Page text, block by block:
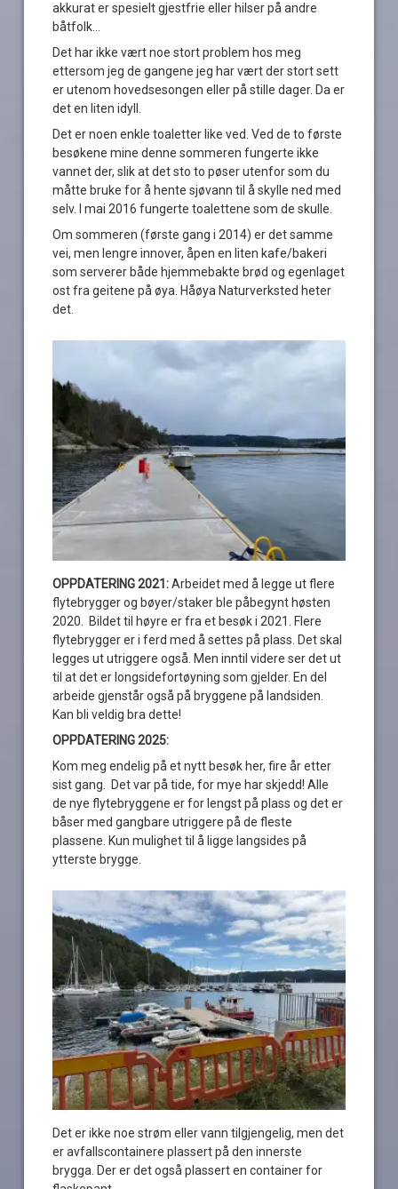
akkurat er spesielt gjestfrie eller hilser på andre
båtfolk…
Det har ikke vært noe stort problem hos meg
ettersom jeg de gangene jeg har vært der stort sett
er utenom hovedsesongen eller på stille dager. Da er
det en liten idyll.
Det er noen enkle toaletter like ved. Ved de to første
besøkene mine denne sommeren fungerte ikke
vannet der, slik at det sto to pøser utenfor som du
måtte bruke for å hente sjøvann til å skylle ned med
selv. I mai 2016 fungerte toalettene som de skulle.
Om sommeren (første gang i 2014) er det samme
vei, men lengre innover, åpen en liten kafe/bakeri
som serverer både hjemmebakte brød og egenlaget
ost fra geitene på øya. Håøya Naturverksted heter
det.
OPPDATERING 2021:Arbeidet med å legge ut flere
flytebrygger og bøyer/staker ble påbegynt høsten
2020. Bildet til høyre er fra et besøk i 2021. Flere
flytebrygger er i ferd med å settes på plass. Det skal
legges ut utriggere også. Men inntil videre ser det ut
til at det er longsidefortøyning som gjelder. En del
arbeide gjenstår også på bryggene på landsiden.
Kan bli veldig bra dette!
OPPDATERING 2025:
Kom meg endelig på et nytt besøk her, fire år etter
sist gang. Det var på tide, for mye har skjedd! Alle
de nye flytebryggene er for lengst på plass og det er
båser med gangbare utriggere på de fleste
plassene. Kun mulighet til å ligge langsides på
ytterste brygge.
Det er ikke noe strøm eller vann tilgjengelig, men det
er avfallscontainere plassert på den innerste
brygga. Der er det også plassert en container for